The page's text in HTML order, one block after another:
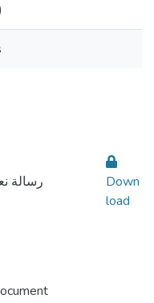
رسالة
Down
load